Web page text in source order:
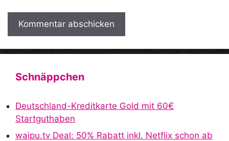
A
n
t
Schnäppchen
Deutschland-Kreditkarte Gold mit 60€
Startguthaben
waipu.tv Deal: 50% Rabatt inkl. Netflix schon ab